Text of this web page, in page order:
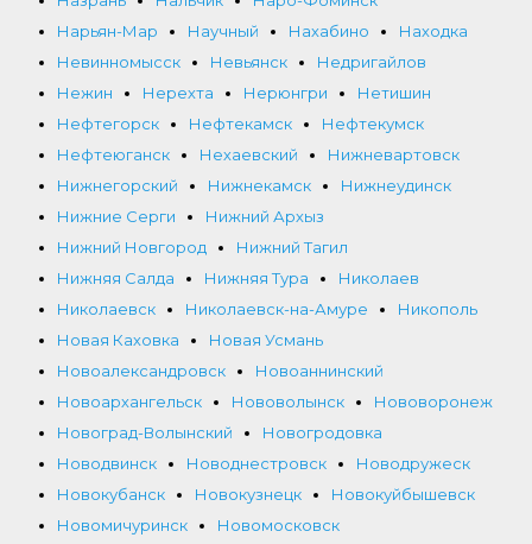
Нарьян-Мар
Научный Нахабино
Находка
Невинномысск
Невьянск
Недригайлов
Нежин
Нерехта Нерюнгри
Нетишин
Нефтегорск
Нефтекамск
Нефтекумск
Нефтеюганск
Нехаевский
Нижневартовск
Нижнегорский
Нижнекамск
Нижнеудинск
Нижние Серги
Нижний Архыз
Нижний Новгород
Нижний Тагил
Нижняя Салда
Нижняя Тура
Николаев
Николаевск
Николаевск-на-Амуре
Никополь
Новая Каховка
Новая Усмань
Новоалександровск
Новоаннинский
Новоархангельск
Нововолынск
Нововоронеж
Новоград-Волынский
Новогродовка
Новодвинск
Новоднестровск
Новодружеск
Новокубанск
Новокузнецк
Новокуйбышевск
Новомичуринск
Новомосковск